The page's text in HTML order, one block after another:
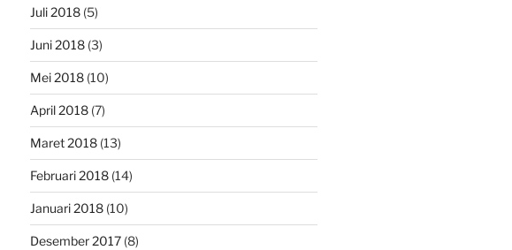
Juli 2018(5)
Juni 2018(3)
Mei 2018(10)
April 2018(7)
Maret 2018(13)
Februari 2018(14)
Januari 2018(10)
Desember 2017(8)